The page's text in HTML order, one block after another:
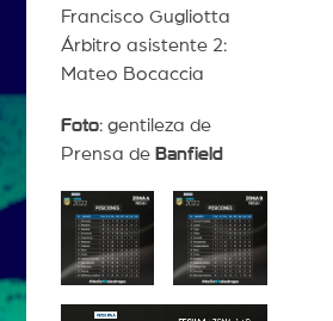
Francisco Gugliotta
Árbitro asistente 2:
Mateo Bocaccia
Foto: gentileza de
Prensa de Banfield